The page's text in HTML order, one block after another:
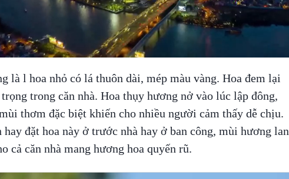
là l hoa nhỏ có lá thuôn dài, mép màu vàng. Hoa đem lại
trong căn nhà. Hoa thụy hương nở vào lúc lập đông,
thơm đặc biệt khiến cho nhiều người cảm thấy dễ chịu.
đặt hoa này ở trước nhà hay ở ban công, mùi hương lan
cả căn nhà mang hương hoa quyến rũ.